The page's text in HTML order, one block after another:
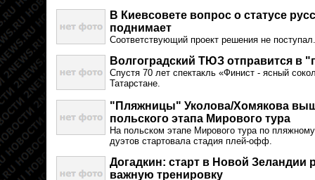
В Киевсовете вопрос о статусе
поднимает
Соответствующий проект решения не поступал.
Волгоградский ТЮЗ отправится в
Спустя 70 лет спектакль «Финист - ясный
Татарстане.
"Пляжницы" Уколова/Хомякова
польского этапа Мирового тура
На польском этапе Мирового тура по
дуэтов стартовала стадия плей-офф.
Догадкин: старт в Новой Зеландии
важную тренировку